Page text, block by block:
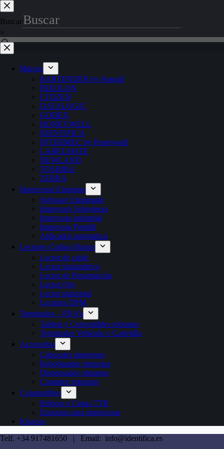
Saltar
al
contenido
Buscar
×
Marcas
BARTENDER by Seagull
BIXOLON
CITIZEN
DATALOGIC
GODEX
HONEYWELL
IDENTIFICA
INTERMEC by Honeywell
LABELMATE
NEWLAND
TOSHIBA
ZEBRA
Impresoras Etiquetas
Software Etiquetado
Impresora Sobremesa
Impresora industrial
Impresora Portátil
Aplicador automatico
Lectores Codigo Barras
Lector de cable
Lector Inalambrico
Lector de Presentacion
Lector Fijo
Lector industrial
Lectores DPM
Terminales – PDA’s
Tablets y Convertibles robustos
Terminales Vehículo o Carretilla
Accesorios
Cabezales impresion
Rebobinador etiquetas
Dispensador etiquetas
Contador etiquetas
Consumibles
Ribbon o Cintas TTR
Etiquetas para impresoras
Kioscos
Telf. +34 917481650 | Email: info@identifica.es